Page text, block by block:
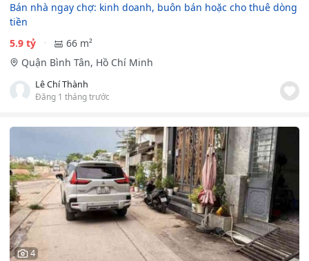
Bán nhà ngay chợ: kinh doanh, buôn bán hoặc cho thuê dòng
tiền
5.9 tỷ
66 m²
Quận Bình Tân, Hồ Chí Minh
Lê Chí Thành
Đăng 1 tháng trước
4